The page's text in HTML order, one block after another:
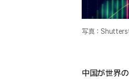
写真：
中国が世界